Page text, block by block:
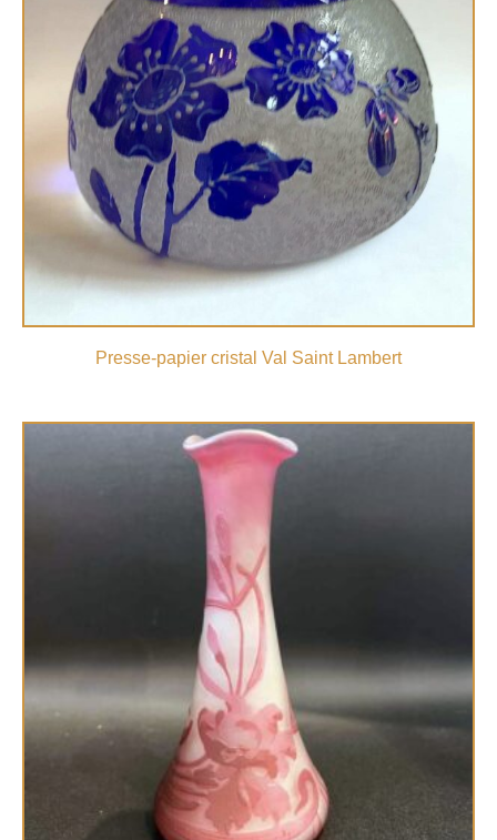
Presse-papier cristal Val Saint Lambert